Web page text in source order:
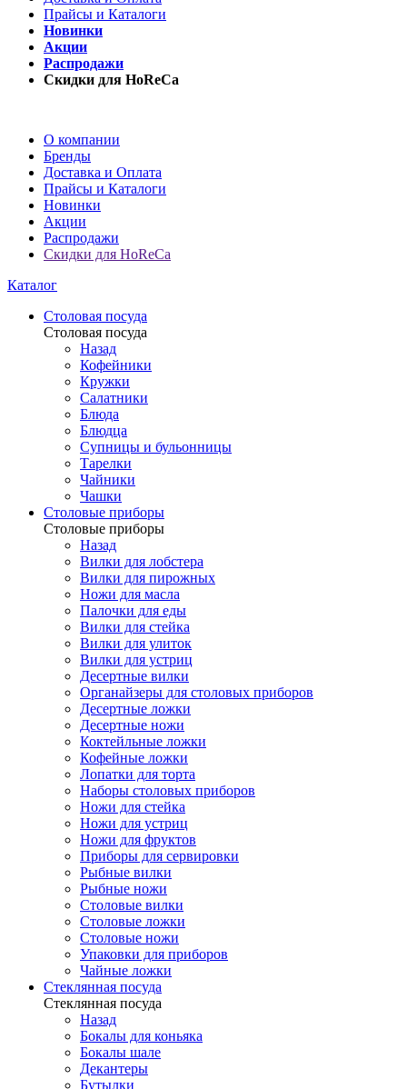
Прайсы и Каталоги
Новинки
Акции
Распродажи
Скидки для HoReCa
О компании
Бренды
Доставка и Оплата
Прайсы и Каталоги
Новинки
Акции
Распродажи
Скидки для HoReCa
Каталог
Столовая посуда
Столовая посуда
Назад
Кофейники
Кружки
Салатники
Блюда
Блюдца
Супницы и бульонницы
Тарелки
Чайники
Чашки
Cтоловые приборы
Cтоловые приборы
Назад
Вилки для лобстера
Вилки для пирожных
Ножи для масла
Палочки для еды
Вилки для стейка
Вилки для улиток
Вилки для устриц
Десертные вилки
Органайзеры для столовых приборов
Десертные ложки
Десертные ножи
Коктейльные ложки
Кофейные ложки
Лопатки для торта
Наборы столовых приборов
Ножи для стейка
Ножи для устриц
Ножи для фруктов
Приборы для сервировки
Рыбные вилки
Рыбные ножи
Столовые вилки
Столовые ложки
Столовые ножи
Упаковки для приборов
Чайные ложки
Стеклянная посуда
Стеклянная посуда
Назад
Бокалы для коньяка
Бокалы шале
Декантеры
Бутылки